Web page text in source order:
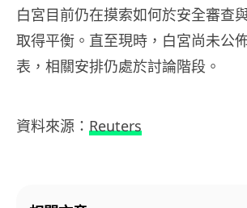
白宮目前仍在摸索如何於安全審查
取得平衡。直至現時，白宮尚未公
表，相關安排仍處於討論階段。
資料來源： Reuters